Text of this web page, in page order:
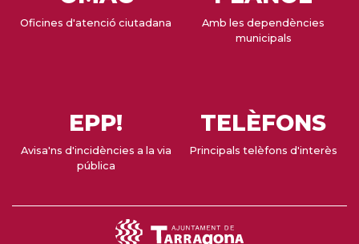
Oficines d'atenció ciutadana
Amb les dependències
municipals
EPP!
Avisa'ns d'incidències a la via
pública
TELÈFONS
Principals telèfons d'interès